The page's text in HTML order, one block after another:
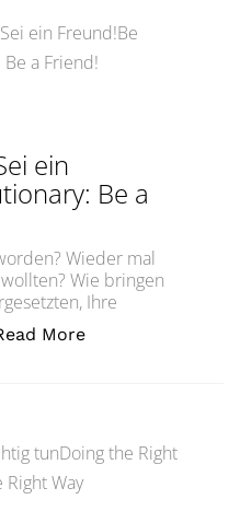
ein
Be a
Wieder mal
Wie bringen
Ihre
More„Sei revolutionär: